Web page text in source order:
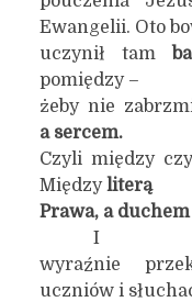
Ewangelii. Oto
uczynił tam
pomiędzy –
żeby nie
a sercem.
Czyli między
Międzyliterą
Prawa, a
I
wyraźnie
uczniów i